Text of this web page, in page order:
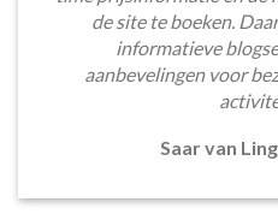
de site te boeken.
informatieve
aanbevelingen voor
Saar van